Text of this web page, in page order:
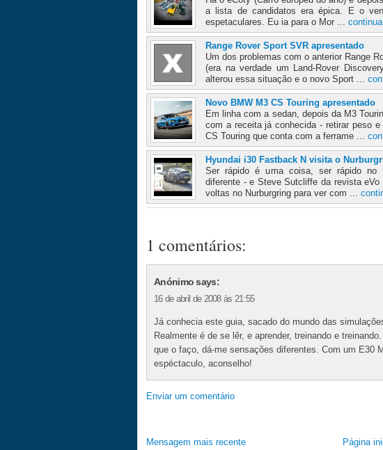
a lista de candidatos era épica. E o
espetaculares. Eu ia para o Mor ...
Range Rover Sport SVR apresentado
Um dos problemas com o anterior Range
(era na verdade um Land-Rover
alterou essa situação e o novo Sport ...
Novo BMW M3 CS Touring apresentado
Em linha com a sedan, depois da M3
com a receita já conhecida - retirar peso
CS Touring que conta com a ferrame ...
Hyundai i30 Fastback N visita o
Ser rápido é uma coisa, ser rápido no
diferente - e Steve Sutcliffe da revista
voltas no Nurburgring para ver com ...
1 comentários:
Anónimo says:
16 de abril de 2008 às 21:55
Já conhecia este guia, sacado do mundo das
Realmente é de se lêr, e aprender, treinando e
que o faço, dá-me sensações diferentes. Com um E30
espéctaculo, aconselho!
Enviar um comentário
Mensagem mais recente Página